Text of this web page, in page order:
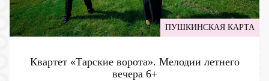
ПУШКИНСКАЯ КАРТА
Квартет «Тарские ворота». Мелодии летнего
вечера 6+